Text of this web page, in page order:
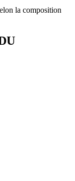
la composition